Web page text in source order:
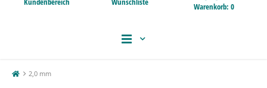
Warenkorb 0
2,0 mm